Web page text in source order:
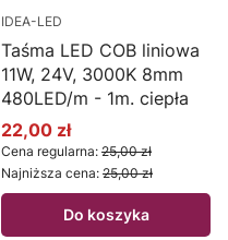
IDEA-LED
Taśma LED COB liniowa
11W, 24V, 3000K 8mm
480LED/m - 1m. ciepła
Cena promocyjna
22,00 zł
Cena regularna: 25,00 zł
Najniższa cena: 25,00 zł
Do koszyka